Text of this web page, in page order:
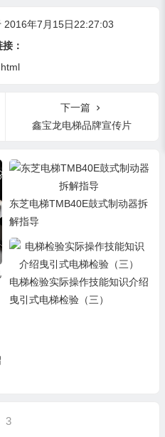
年7月15日22:27:03
：
下一篇
鑫宝龙电梯品牌宣传片
东芝电梯TMB40E鼓式制动器拆
解指导
电梯检验实际操作技能知识介绍
曳引式电梯检验（三）
3